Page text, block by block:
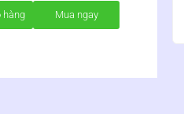
hàng Mua ngay